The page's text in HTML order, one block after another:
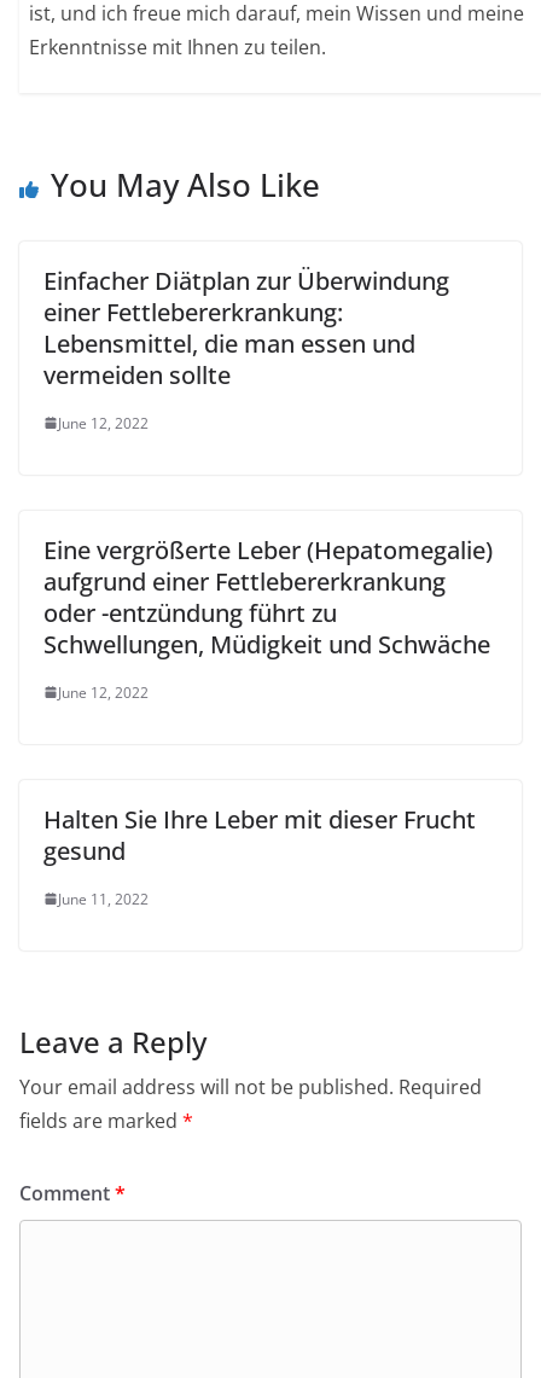
ist, und ich freue mich darauf, mein Wissen und meine
Erkenntnisse mit Ihnen zu teilen.
You May Also Like
Einfacher Diätplan zur Überwindung
einer Fettlebererkrankung:
Lebensmittel, die man essen und
vermeiden sollte
June 12, 2022
Eine vergrößerte Leber (Hepatomegalie)
aufgrund einer Fettlebererkrankung
oder -entzündung führt zu
Schwellungen, Müdigkeit und Schwäche
June 12, 2022
Halten Sie Ihre Leber mit dieser Frucht
gesund
June 11, 2022
Leave a Reply
Your email address will not be published. Required
fields are marked *
Comment*